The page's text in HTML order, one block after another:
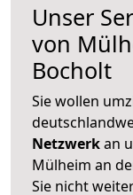
Unser
von
Bocholt
Sie wollen
Netzwerkan
Mülheim an
Sie nicht